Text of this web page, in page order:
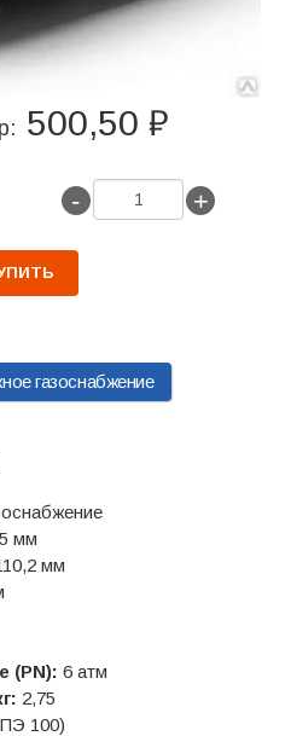
500,50 ₽
- +
газоснабжение
мм
мм
(PN): 6 атм
2,75
100)